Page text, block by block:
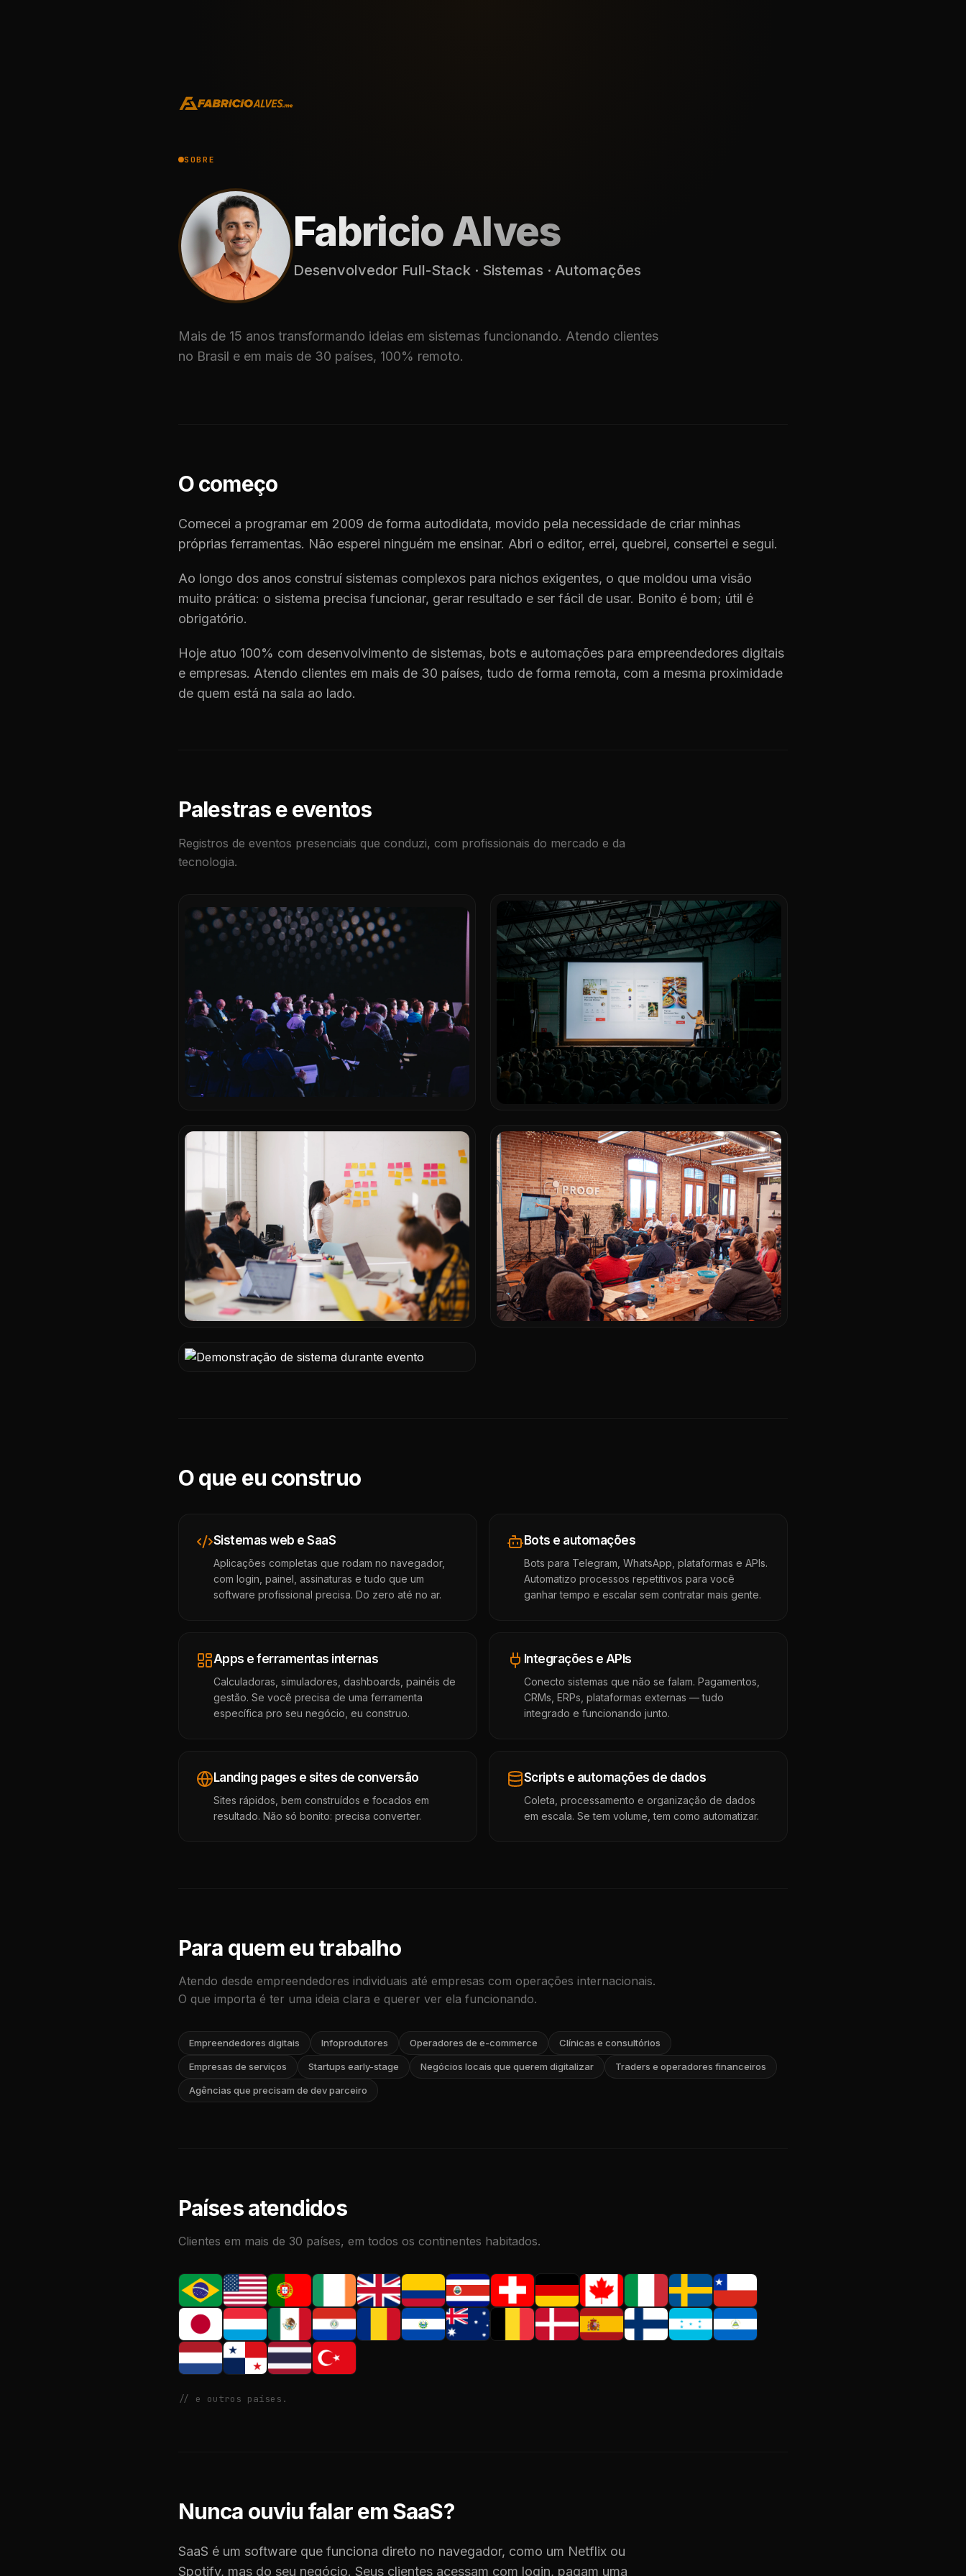
SOBRE
Fabricio Alves
Desenvolvedor Full-Stack · Sistemas · Automações
Mais de 15 anos transformando ideias em sistemas funcionando. Atendo clientes
no Brasil e em mais de 30 países, 100% remoto.
O começo
Comecei a programar em 2009 de forma autodidata, movido pela necessidade de criar minhas
próprias ferramentas. Não esperei ninguém me ensinar. Abri o editor, errei, quebrei, consertei e segui.
Ao longo dos anos construí sistemas complexos para nichos exigentes, o que moldou uma visão
muito prática: o sistema precisa funcionar, gerar resultado e ser fácil de usar. Bonito é bom; útil é
obrigatório.
Hoje atuo 100% com desenvolvimento de sistemas, bots e automações para empreendedores digitais
e empresas. Atendo clientes em mais de 30 países, tudo de forma remota, com a mesma proximidade
de quem está na sala ao lado.
Palestras e eventos
Registros de eventos presenciais que conduzi, com profissionais do mercado e da
tecnologia.
O que eu construo
Sistemas web e SaaS
Aplicações completas que rodam no navegador,
com login, painel, assinaturas e tudo que um
software profissional precisa. Do zero até no ar.
Bots e automações
Bots para Telegram, WhatsApp, plataformas e APIs.
Automatizo processos repetitivos para você
ganhar tempo e escalar sem contratar mais gente.
Apps e ferramentas internas
Calculadoras, simuladores, dashboards, painéis de
gestão. Se você precisa de uma ferramenta
específica pro seu negócio, eu construo.
Integrações e APIs
Conecto sistemas que não se falam. Pagamentos,
CRMs, ERPs, plataformas externas — tudo
integrado e funcionando junto.
Landing pages e sites de conversão
Sites rápidos, bem construídos e focados em
resultado. Não só bonito: precisa converter.
Scripts e automações de dados
Coleta, processamento e organização de dados
em escala. Se tem volume, tem como automatizar.
Para quem eu trabalho
Atendo desde empreendedores individuais até empresas com operações internacionais.
O que importa é ter uma ideia clara e querer ver ela funcionando.
Empreendedores digitais Infoprodutores Operadores de e-commerce Clínicas e consultórios
Empresas de serviços Startups early-stage Negócios locais que querem digitalizar Traders e operadores financeiros
Agências que precisam de dev parceiro
Países atendidos
Clientes em mais de 30 países, em todos os continentes habitados.
// e outros países.
Nunca ouviu falar em SaaS?
SaaS é um software que funciona direto no navegador, como um Netflix ou
Spotify, mas do seu negócio. Seus clientes acessam com login, pagam uma